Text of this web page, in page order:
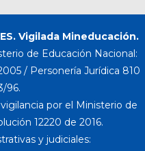
Vigilada Mineducación.
de Educación Nacional:
/ Personería Jurídica 810
96.
por el Ministerio de
12220 de 2016.
y judiciales: